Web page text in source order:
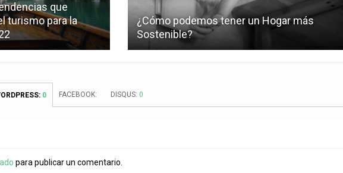
que
turismo para la
¿Cómo podemos tener un Hogar más
Sostenible?
0 FACEBOOK: DISQUS: 0
para publicar un comentario.